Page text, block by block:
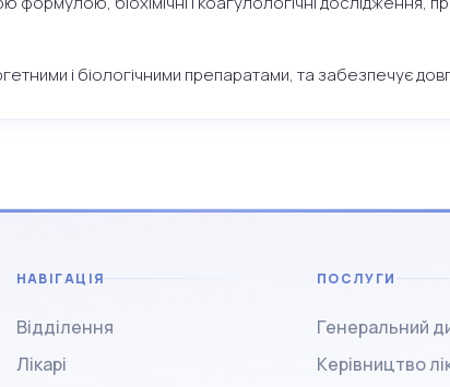
і біологічними препаратами, та забезпечує
НАВІГАЦІЯ
Відділення
Лікарі
ПОСЛУГИ
Генеральний
Керівництво